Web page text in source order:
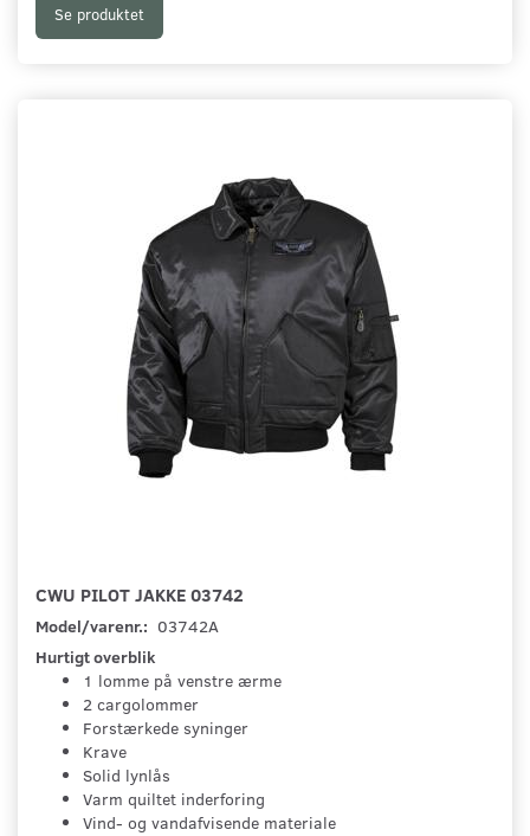
Se produktet
CWU PILOT JAKKE 03742
Model/varenr.: 03742A
Hurtigt overblik
1 lomme på venstre ærme
2 cargolommer
Forstærkede syninger
Krave
Solid lynlås
Varm quiltet inderforing
Vind- og vandafvisende materiale